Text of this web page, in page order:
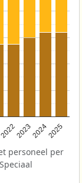
2022202320242025
personeel per